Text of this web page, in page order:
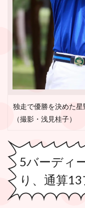
独走で優勝を決めた
（撮影・浅見桂子）
5バーディ
り、通算